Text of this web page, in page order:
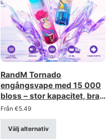
RandM Tornado
engångsvape med 15 000
bloss – stor kapacitet, bra
val, grossistrabatt
Från €5.49
Välj alternativ